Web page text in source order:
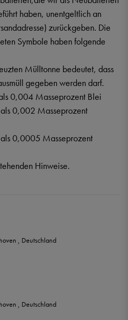
haben, unentgeltlich an
zurückgeben. Die
Symbole haben folgende
Mülltonne bedeutet, dass
gegeben werden darf.
0,004 Masseprozent Blei
0,002 Masseprozent
0,0005 Masseprozent
Hinweise.
, Deutschland
, Deutschland